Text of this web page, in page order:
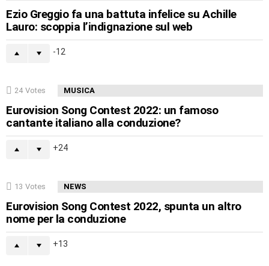
Ezio Greggio fa una battuta infelice su Achille
Lauro: scoppia l’indignazione sul web
-12
24 Votes MUSICA
Eurovision Song Contest 2022: un famoso
cantante italiano alla conduzione?
24
13 Votes NEWS
Eurovision Song Contest 2022, spunta un altro
nome per la conduzione
13